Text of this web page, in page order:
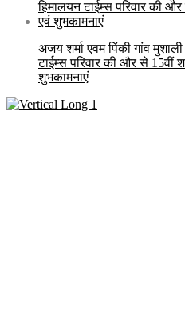
अजय शर्मा एवम पिंकी गांव
टाईम्स परिवार की और से 15वीं
शुभकामनाएं